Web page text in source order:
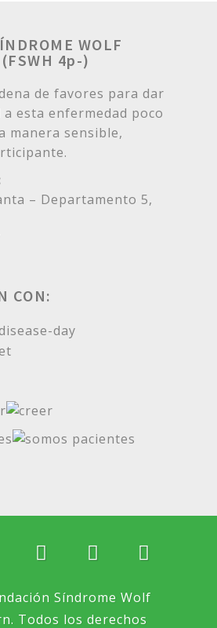
WOLF
4p-)
de favores para dar
esta enfermedad poco
manera sensible,
– Departamento 5,
CON:
Síndrome Wolf
Todos los derechos